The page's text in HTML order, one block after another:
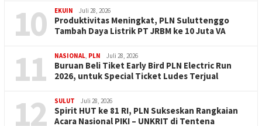
10 EKUIN Juli 28, 2026
Produktivitas Meningkat, PLN Suluttenggo
Tambah Daya Listrik PT JRBM ke 10 Juta VA
11 NASIONAL PLN Juli 28, 2026
Buruan Beli Tiket Early Bird PLN Electric Run
2026, untuk Special Ticket Ludes Terjual
12 SULUT Juli 28, 2026
Spirit HUT ke 81 RI, PLN Sukseskan Rangkaian
Acara Nasional PIKI – UNKRIT di Tentena